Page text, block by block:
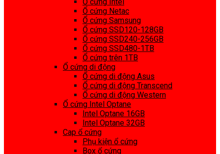
Ổ cứng Netac
Ổ cứng Samsung
Ổ cứng SSD120-128GB
Ổ cứng SSD240-256GB
Ổ cứng SSD480-1TB
Ổ cứng trên 1TB
Ổ cứng di động
Ổ cứng di động Asus
Ổ cứng di động Transcend
Ổ cứng di động Western
Ổ cứng Intel Optane
Intel Optane 16GB
Intel Optane 32GB
Cap ổ cứng
Phụ kiện ổ cứng
Box ổ cứng